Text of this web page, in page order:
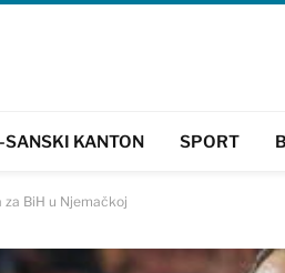
SANSKI KANTON SPORT
BiH u Njemačkoj